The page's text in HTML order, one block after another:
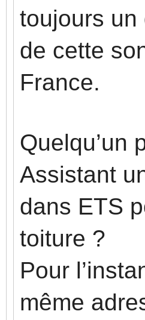
toujours un
de cette
France.
Quelqu’un
Assistant
dans ETS
toiture ?
Pour
même